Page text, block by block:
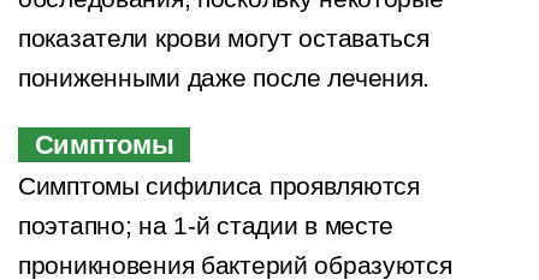
показатели крови могут оставаться
пониженными даже после лечения.
Симптомы
Симптомы сифилиса проявляются
поэтапно; на 1-й стадии в месте
проникновения бактерий образуются